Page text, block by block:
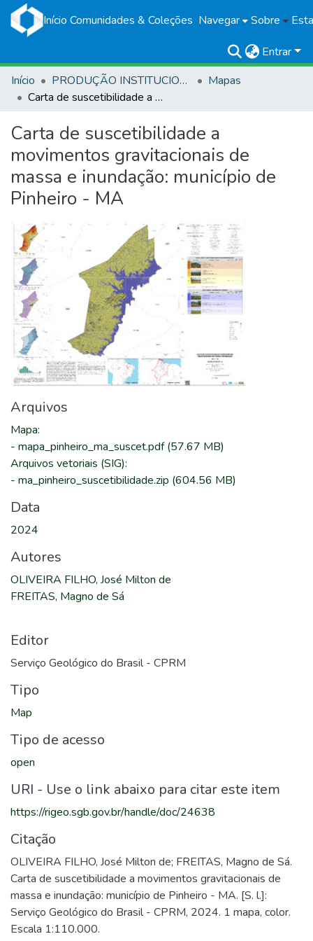
Início Comunidades & Coleções Navegar Sobre
Entrar
Início
PRODUÇÃO INSTITUCIONAL
Mapas
Carta de suscetibilidade a movimentos gravitacionais de massa e inundação: município de Pinheiro - MA
Carta de suscetibilidade a
movimentos gravitacionais de
massa e inundação: município de
Pinheiro - MA
Arquivos
Mapa:
- mapa_pinheiro_ma_suscet.pdf(57.67 MB)
Arquivos vetoriais (SIG):
- ma_pinheiro_suscetibilidade.zip (604.56 MB)
Data
2024
Autores
OLIVEIRA FILHO, José Milton de
FREITAS, Magno de Sá
Editor
Serviço Geológico do Brasil - CPRM
Tipo
Map
Tipo de acesso
open
URI - Use o link abaixo para citar este item
https://rigeo.sgb.gov.br/handle/doc/24638
Citação
OLIVEIRA FILHO, José Milton de; FREITAS, Magno de Sá.
Carta de suscetibilidade a movimentos gravitacionais de
massa e inundação: município de Pinheiro - MA. [S. l.]:
Serviço Geológico do Brasil - CPRM, 2024. 1 mapa, color.
Escala 1:110.000.